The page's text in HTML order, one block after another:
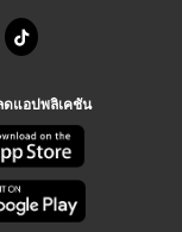
แอปพลิเคชัน